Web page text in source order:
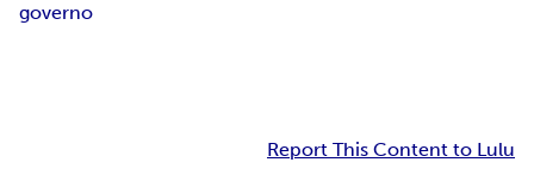
governo
Report This Content to Lulu